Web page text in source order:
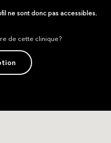
ne sont donc pas accessibles.
de cette clinique?